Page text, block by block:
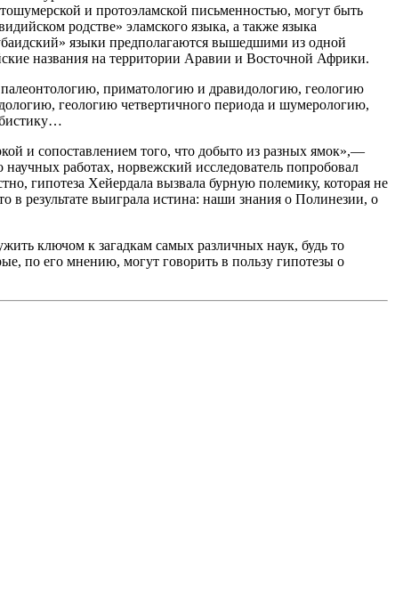
и протоэламской письменностью, могут быть
родстве» эламского языка, а также языка
языки предполагаются вышедшими из одной
названия на территории Аравии и Восточной Африки.
приматологию и дравидологию, геологию
геологию четвертичного периода и шумерологию,
и сопоставлением того, что добыто из разных ямок»,—
работах, норвежский исследователь попробовал
гипотеза Хейердала вызвала бурную полемику, которая не
в результате выиграла истина: наши знания о Полинезии, о
ключом к загадкам самых различных наук, будь то
по его мнению, могут говорить в пользу гипотезы о